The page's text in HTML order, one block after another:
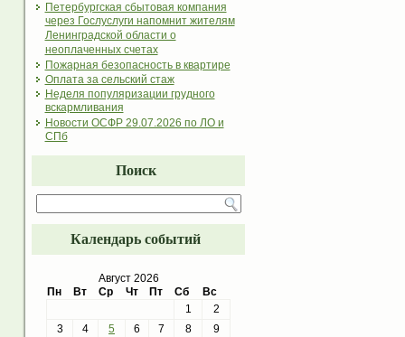
Петербургская сбытовая компания
через Гослуслуги напомнит жителям
Ленинградской области о
неоплаченных счетах
Пожарная безопасность в квартире
Оплата за сельский стаж
Неделя популяризации грудного
вскармливания
Новости ОСФР 29.07.2026 по ЛО и
СПб
Поиск
Календарь событий
Август 2026
Пн
Вт Ср Чт Пт Сб
Вс
1
2
3
4 5 6 7 8
9